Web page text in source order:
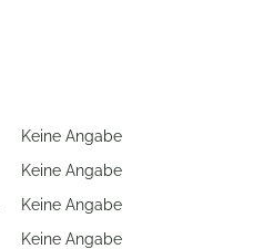
Keine Angabe
Keine Angabe
Keine Angabe
Keine Angabe